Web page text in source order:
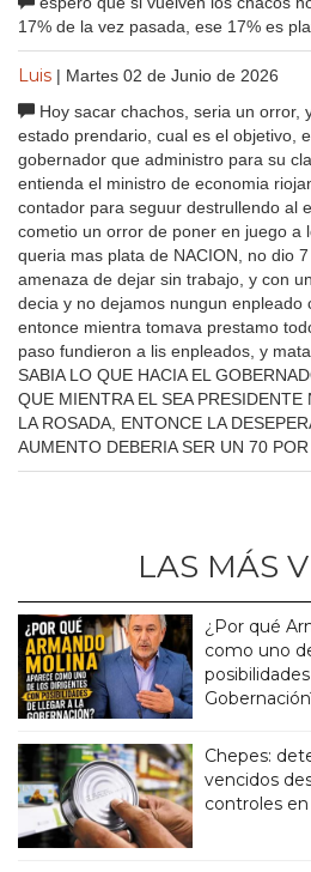
17% de la vez pasada, ese 17% es
Luis | Martes 02 de Junio de 2026
Hoy sacar chachos, seria un orror,
estado prendario, cual es el objetivo,
gobernador que administro para su
entienda el ministro de economia
contador para seguur destrullendo al
cometio un orror de poner en juego a
queria mas plata de NACION, no dio
amenaza de dejar sin trabajo, y con
decia y no dejamos nungun enpleado
entonce mientra tomava prestamo
paso fundieron a lis enpleados, y
SABIA LO QUE HACIA EL
QUE MIENTRA EL SEA
LA ROSADA, ENTONCE LA
AUMENTO DEBERIA SER UN 70 POR
LAS MÁS
¿Por qué
como uno
Chepes:
vencidos
controles